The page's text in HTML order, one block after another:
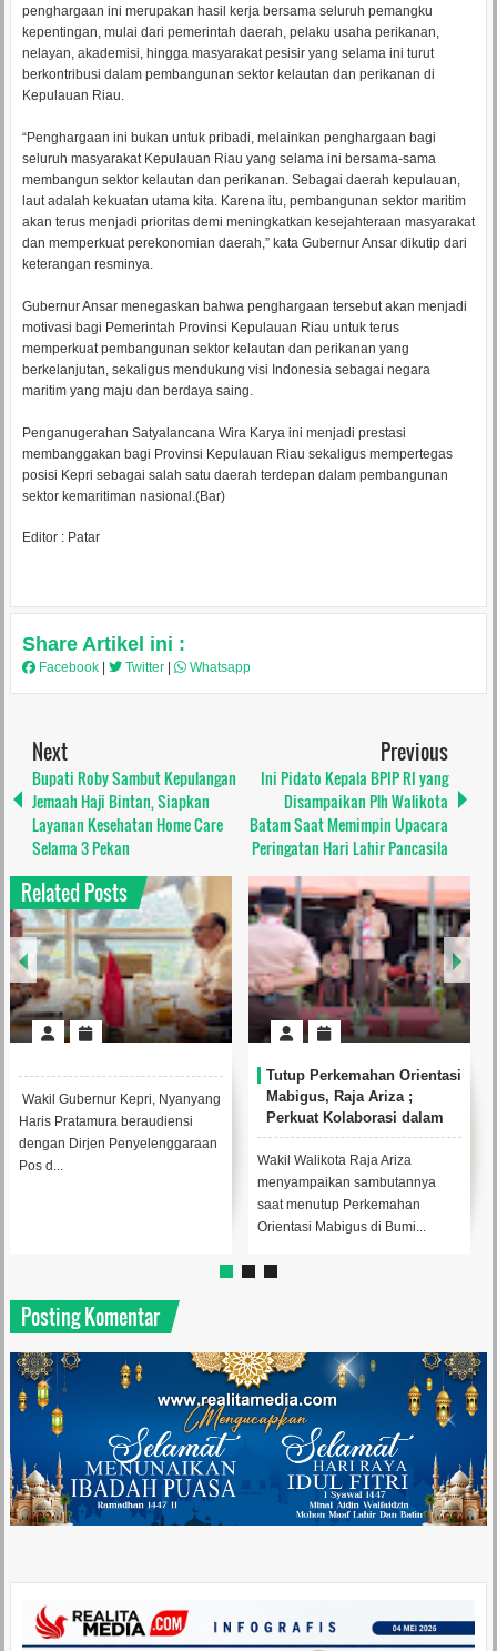
penghargaan ini merupakan hasil kerja bersama seluruh pemangku
kepentingan, mulai dari pemerintah daerah, pelaku usaha perikanan,
nelayan, akademisi, hingga masyarakat pesisir yang selama ini turut
berkontribusi dalam pembangunan sektor kelautan dan perikanan di
Kepulauan Riau.
“Penghargaan ini bukan untuk pribadi, melainkan penghargaan bagi
seluruh masyarakat Kepulauan Riau yang selama ini bersama-sama
membangun sektor kelautan dan perikanan. Sebagai daerah kepulauan,
laut adalah kekuatan utama kita. Karena itu, pembangunan sektor maritim
akan terus menjadi prioritas demi meningkatkan kesejahteraan masyarakat
dan memperkuat perekonomian daerah,” kata Gubernur Ansar dikutip dari
keterangan resminya.
Gubernur Ansar menegaskan bahwa penghargaan tersebut akan menjadi
motivasi bagi Pemerintah Provinsi Kepulauan Riau untuk terus
memperkuat pembangunan sektor kelautan dan perikanan yang
berkelanjutan, sekaligus mendukung visi Indonesia sebagai negara
maritim yang maju dan berdaya saing.
Penganugerahan Satyalancana Wira Karya ini menjadi prestasi
membanggakan bagi Provinsi Kepulauan Riau sekaligus mempertegas
posisi Kepri sebagai salah satu daerah terdepan dalam pembangunan
sektor kemaritiman nasional.(Bar)
Editor : Patar
Share Artikel ini :
Facebook Twitter Whatsapp
Next
Bupati Roby Sambut Kepulangan
Jemaah Haji Bintan, Siapkan
Layanan Kesehatan Home Care
Selama 3 Pekan
Previous
Ini Pidato Kepala BPIP RI yang
Disampaikan Plh Walikota
Batam Saat Memimpin Upacara
Peringatan Hari Lahir Pancasila
Related Posts
Tutup Perkemahan Orientasi
Mabigus, Raja Ariza ;
Perkuat Kolaborasi dalam
Mendukung Pendidikan
Karakter
Wakil Walikota Raja Ariza
Pemko Tanjungpinang
Berikan Bantuan Program
RTLH kepada 105 Rumah di
Kelurahan Tanjung Unggat
Walikota Tanjungpinang, Lis
Darmansyah (Foto : dok
Diskominfo Tanjungpinang)By
BaringinTANJUNGPINANG...
Posting Komentar